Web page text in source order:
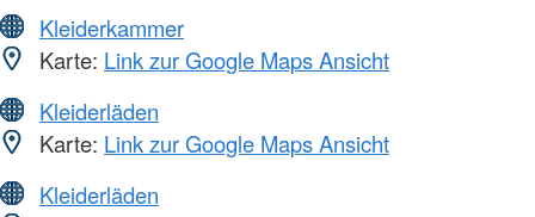
Kleiderkammer
Karte: Link zur Google Maps Ansicht
Kleiderläden
Karte: Link zur Google Maps Ansicht
Kleiderläden